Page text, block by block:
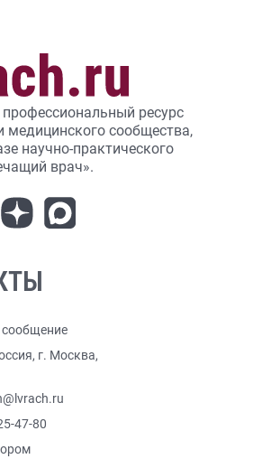
ресурс
медицинского сообщества,
научно-практического
врач».
г. Москва,
47-80